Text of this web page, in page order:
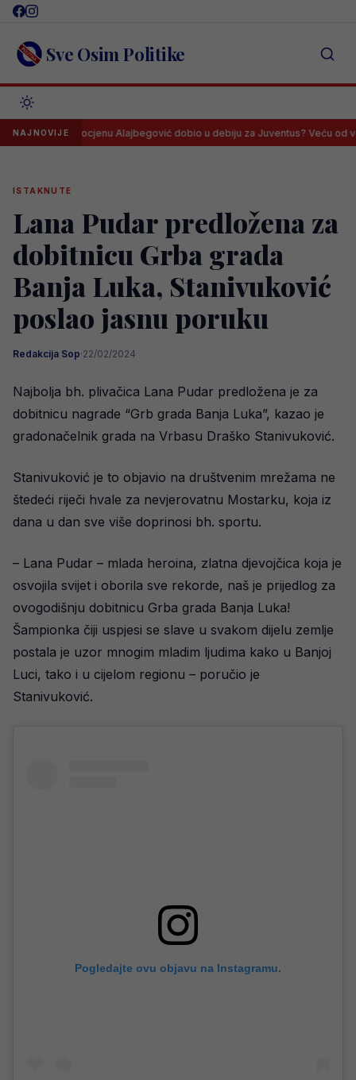
Skip
content Sve Osim Politike
NAJNOVIJE
Koju je ocjenu Alajbegović dobio u debiju za Juventus? Veću od većine..
ISTAKNUTE
Lana Pudar predložena za
dobitnicu Grba grada
Banja Luka, Stanivuković
poslao jasnu poruku
Redakcija Sop·22/02/2024
Najbolja bh. plivačica Lana Pudar predložena je za
dobitnicu nagrade “Grb grada Banja Luka”, kazao je
gradonačelnik grada na Vrbasu Draško Stanivuković.
Stanivuković je to objavio na društvenim mrežama ne
štedeći riječi hvale za nevjerovatnu Mostarku, koja iz
dana u dan sve više doprinosi bh. sportu.
– Lana Pudar – mlada heroina, zlatna djevojčica koja je
osvojila svijet i oborila sve rekorde, naš je prijedlog za
ovogodišnju dobitnicu Grba grada Banja Luka!
Šampionka čiji uspjesi se slave u svakom dijelu zemlje
postala je uzor mnogim mladim ljudima kako u Banjoj
Luci, tako i u cijelom regionu – poručio je
Stanivuković.
Pogledajte ovu objavu na Instagramu.